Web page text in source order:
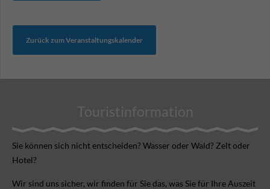
Zurück zum Veranstaltungskalender
Touristinformation
Sie können sich nicht ent­scheiden? Wasser oder Wald? Zelt oder
Hotel?
Wir sind uns sicher, wir finden für Sie das, was Sie für Ihre Aus­zeit